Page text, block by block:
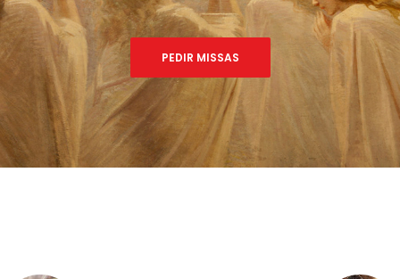
PEDIR MISSAS